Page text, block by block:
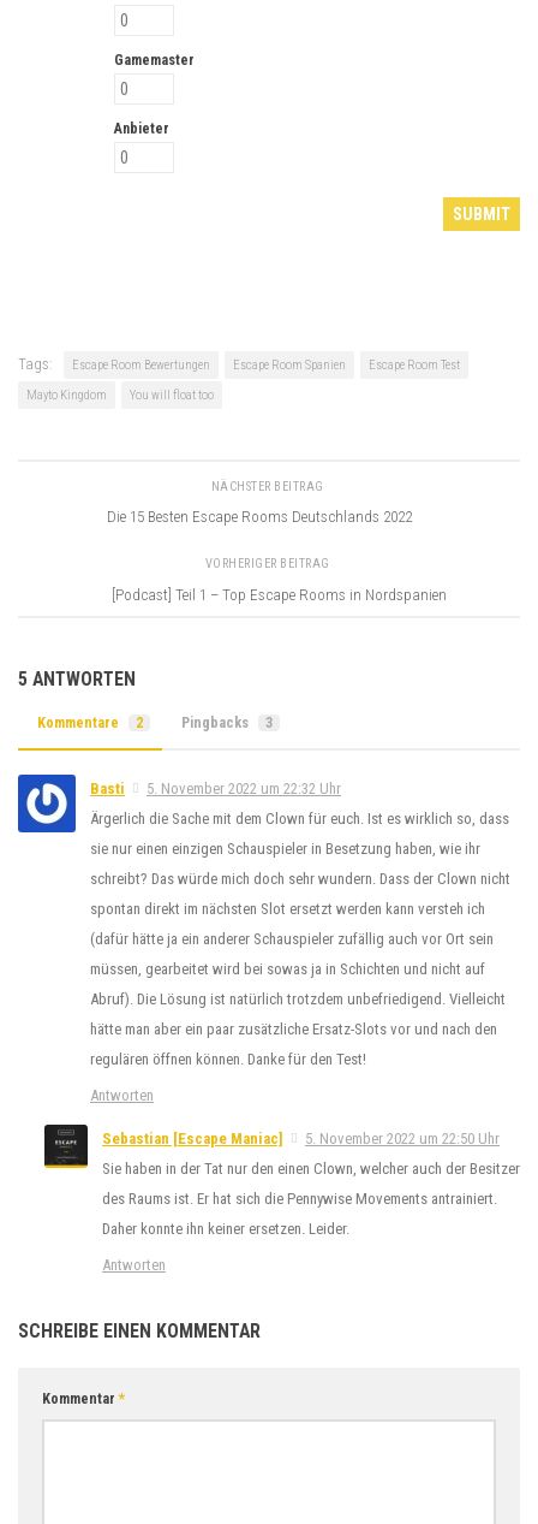
Gamemaster
Anbieter
Tags: Escape Room Bewertungen Escape Room Spanien
Escape Room Test
Mayto Kingdom
You will float too
NÄCHSTER BEITRAG
Die 15 Besten Escape Rooms Deutschlands 2022
VORHERIGER BEITRAG
[Podcast] Teil 1 – Top Escape Rooms in Nordspanien
5 ANTWORTEN
Kommentare 2 Pingbacks 3
Basti
5. November 2022 um 22:32 Uhr
Ärgerlich die Sache mit dem Clown für euch. Ist es wirklich so, dass
sie nur einen einzigen Schauspieler in Besetzung haben, wie ihr
schreibt? Das würde mich doch sehr wundern. Dass der Clown nicht
spontan direkt im nächsten Slot ersetzt werden kann versteh ich
(dafür hätte ja ein anderer Schauspieler zufällig auch vor Ort sein
müssen, gearbeitet wird bei sowas ja in Schichten und nicht auf
Abruf). Die Lösung ist natürlich trotzdem unbefriedigend. Vielleicht
hätte man aber ein paar zusätzliche Ersatz-Slots vor und nach den
regulären öffnen können. Danke für den Test!
Antworten
Sebastian [Escape Maniac]
5. November 2022 um 22:50 Uhr
Sie haben in der Tat nur den einen Clown, welcher auch der Besitzer
des Raums ist. Er hat sich die Pennywise Movements antrainiert.
Daher konnte ihn keiner ersetzen. Leider.
Antworten
SCHREIBE EINEN KOMMENTAR
Kommentar*